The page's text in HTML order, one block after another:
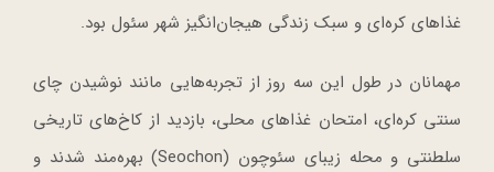
غذاهای کره‌ای و سبک زندگی هیجان‌انگیز شهر سئول بود.
مهمانان در طول این سه روز از تجربه‌هایی مانند نوشیدن چای
سنتی کره‌ای، امتحان غذاهای محلی، بازدید از کاخ‌های تاریخی
سلطنتی و محله زیبای سئوچون (Seochon) بهره‌مند شدند و